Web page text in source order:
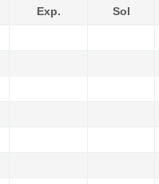
Exp. Sol